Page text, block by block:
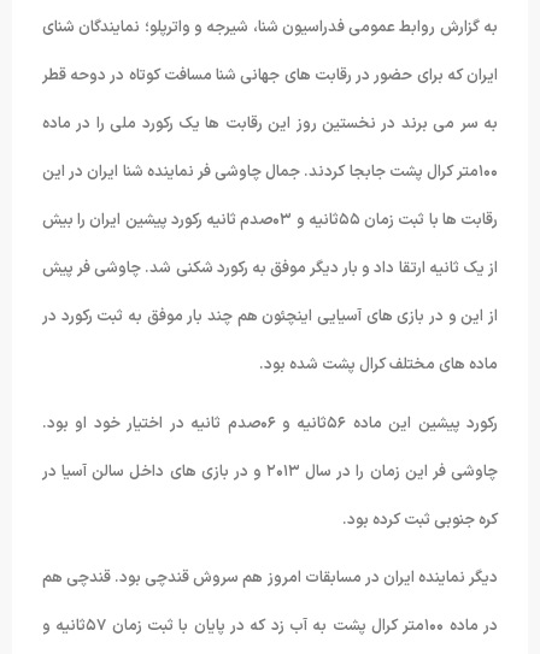
به گزارش روابط عمومی فدراسیون شنا، شیرجه و واترپلو؛ نمایندگان شنای
ایران که برای حضور در رقابت های جهانی شنا مسافت کوتاه در دوحه قطر
به سر می برند در نخستین روز این رقابت ها یک رکورد ملی را در ماده
۱۰۰متر کرال پشت جابجا کردند. جمال چاوشی فر نماینده شنا ایران در این
رقابت ها با ثبت زمان ۵۵ثانیه و ۰۳صدم ثانیه رکورد پیشین ایران را بیش
از یک ثانیه ارتقا داد و بار دیگر موفق به رکورد شکنی شد. چاوشی فر پیش
از این و در بازی های آسیایی اینچئون هم چند بار موفق به ثبت رکورد در
ماده های مختلف کرال پشت شده بود.
رکورد پیشین این ماده ۵۶ثانیه و ۰۶صدم ثانیه در اختیار خود او بود.
چاوشی فر این زمان را در سال ۲۰۱۳ و در بازی های داخل سالن آسیا در
کره جنوبی ثبت کرده بود.
دیگر نماینده ایران در مسابقات امروز هم سروش قندچی بود. قندچی هم
در ماده ۱۰۰متر کرال پشت به آب زد که در پایان با ثبت زمان ۵۷ثانیه و